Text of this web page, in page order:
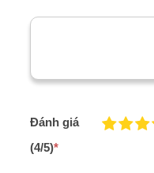
Đánh giá
(4/5)*